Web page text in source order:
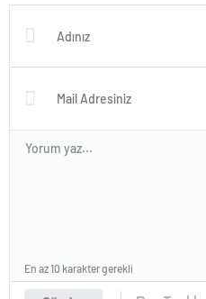
DÜNYA KADINLAR GÜNÜ
MESAJI
En az 10 karakter gerekli